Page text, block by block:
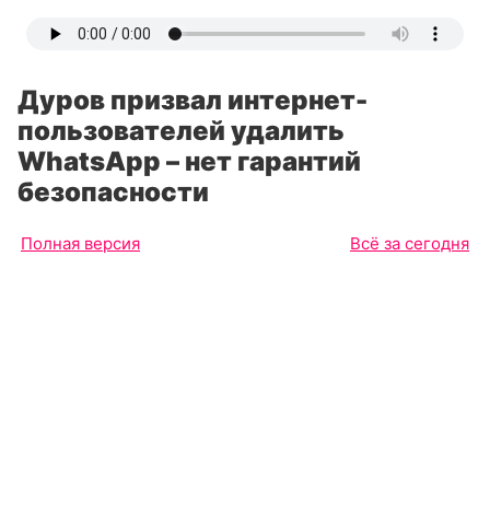
Дуров призвал интернет-
пользователей удалить
WhatsApp – нет гарантий
безопасности
Полная версия Всё за сегодня